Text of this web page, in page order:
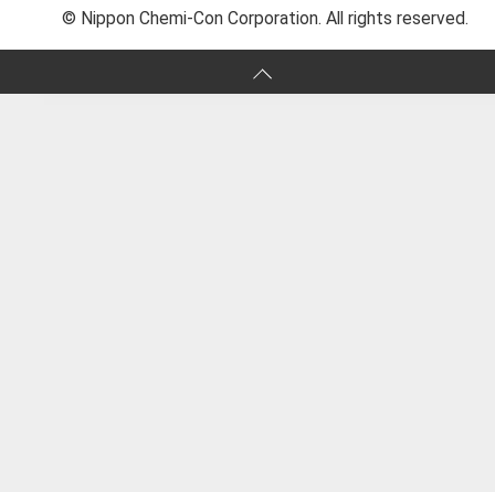
© Nippon Chemi-Con Corporation. All rights reserved.